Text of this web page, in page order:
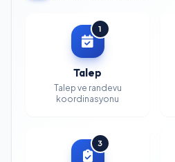
1
Talep
Talep ve randevu
koordinasyonu
3